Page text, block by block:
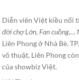
Diễn viên Việt kiều nổi
đời chợ Lớn, Fan cuồng,…
Liên Phong ở Nhà Bè,
võ thuật, Liên Phong
của showbiz Việt.